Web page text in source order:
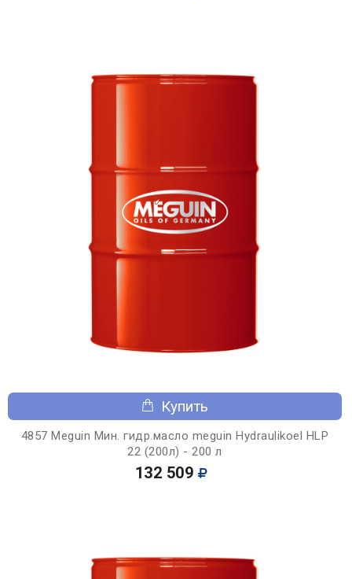
Купить
4857 Meguin Мин. гидр.масло meguin Hydraulikoel HLP
22 (200л) - 200 л
132 509